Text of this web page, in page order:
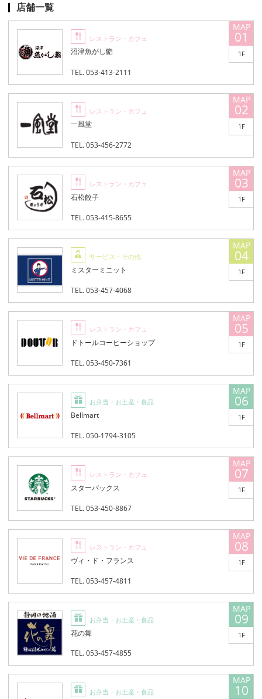
店舗一覧
レストラン・カフェ 01
1F
沼津魚がし鮨
TEL. 053-413-2111
レストラン・カフェ 02
1F
一風堂
TEL. 053-456-2772
レストラン・カフェ 03
1F
石松餃子
TEL. 053-415-8655
サービス・その他 04
1F
ミスターミニット
TEL. 053-457-4068
レストラン・カフェ 05
1F
ドトールコーヒーショップ
TEL. 053-450-7361
お弁当・お土産・食品 06
1F
Bellmart
TEL. 050-1794-3105
レストラン・カフェ 07
1F
スターバックス
TEL. 053-450-8867
レストラン・カフェ 08
1F
ヴィ・ド・フランス
TEL. 053-457-4811
お弁当・お土産・食品 09
1F
花の舞
TEL. 053-457-4855
お弁当・お土産・食品 10